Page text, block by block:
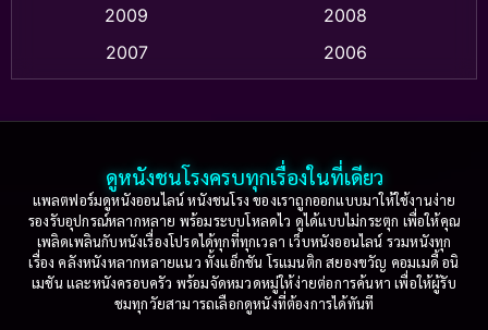
Based on a True Story เรื่องจริง(36)
Based on Novel(16)
Betrayal(1)
Biography(3)
2009
2008
2007
2006
2003
2002
2001
2000
1999
1998
1997
1996
1995
1994
1993
1992
ดูหนังชนโรงครบทุกเรื่องในที่เดียว
แพลตฟอร์มดูหนังออนไลน์ หนังชนโรง ของเราถูกออกแบบมาให้ใช้งานง่าย
รองรับอุปกรณ์หลากหลาย พร้อมระบบโหลดไว ดูได้แบบไม่กระตุก เพื่อให้คุณ
เพลิดเพลินกับหนังเรื่องโปรดได้ทุกที่ทุกเวลา เว็บหนังออนไลน์ รวมหนังทุก
เรื่อง คลังหนังหลากหลายแนว ทั้งแอ็กชัน โรแมนติก สยองขวัญ คอมเมดี้ อนิ
เมชัน และหนังครอบครัว พร้อมจัดหมวดหมู่ให้ง่ายต่อการค้นหา เพื่อให้ผู้รับ
ชมทุกวัยสามารถเลือกดูหนังที่ต้องการได้ทันที